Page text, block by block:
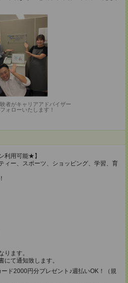
者がキャリアアドバイザー
ォローいたします！
利用可能★】
ィー、スポーツ、ショッピング、学習、育
ります。
にて通知致します。
ド2000円分プレゼント♪週払いOK！（規